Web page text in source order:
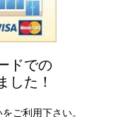
ドでの
した！
ご利用下さい。